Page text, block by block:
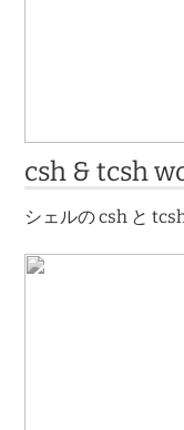
csh & tcsh
シェルの csh と